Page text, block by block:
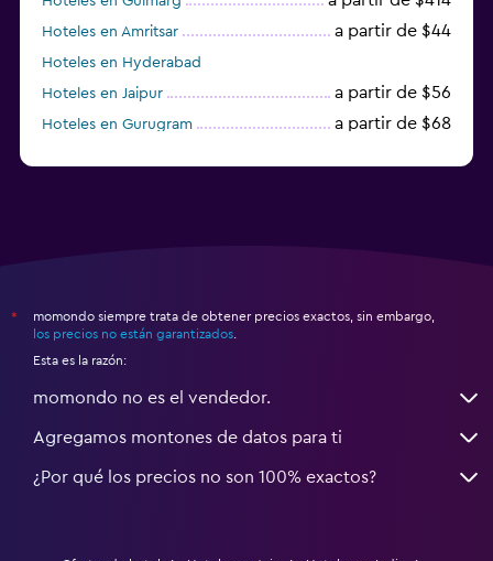
Hoteles en Amritsar a partir de $44
Hoteles en Hyderabad
Hoteles en Jaipur
a partir de $56
Hoteles en Gurugram a partir de $68
*
momondo siempre trata de obtener precios exactos, sin embargo,
los precios no están garantizados
Esta es la razón:
momondo no es el vendedor.
Agregamos montones de datos para ti
¿Por qué los precios no son 100% exactos?